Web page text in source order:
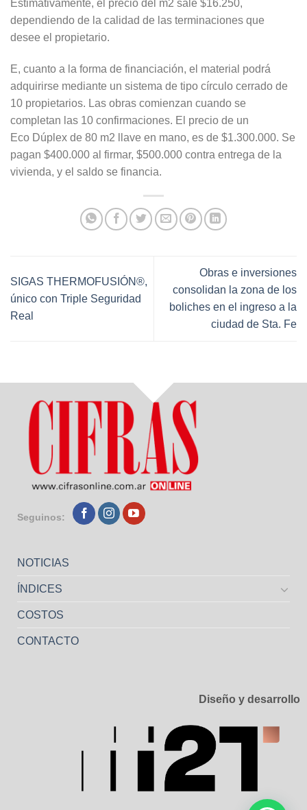
Estimativamente, el precio del m2 sale $16.250,
dependiendo de la calidad de las terminaciones que
desee el propietario.
E, cuanto a la forma de financiación, el material podrá
adquirirse mediante un sistema de tipo círculo cerrado de
10 propietarios. Las obras comienzan cuando se
completan las 10 confirmaciones. El precio de un
Eco Dúplex de 80 m2 llave en mano, es de $1.300.000. Se
pagan $400.000 al firmar, $500.000 contra entrega de la
vivienda, y el saldo se financia.
SIGAS THERMOFUSIÓN®,
único con Triple Seguridad
Real
Obras e inversiones
consolidan la zona de los
boliches en el ingreso a la
ciudad de Sta. Fe
Seguinos:
NOTICIAS
ÍNDICES
COSTOS
CONTACTO
Diseño y desarrollo